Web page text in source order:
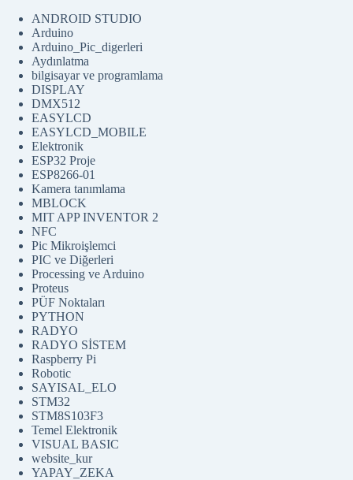
ANDROID STUDIO
Arduino
Arduino_Pic_digerleri
Aydınlatma
bilgisayar ve programlama
DISPLAY
DMX512
EASYLCD
EASYLCD_MOBILE
Elektronik
ESP32 Proje
ESP8266-01
Kamera tanımlama
MBLOCK
MIT APP INVENTOR 2
NFC
Pic Mikroişlemci
PIC ve Diğerleri
Processing ve Arduino
Proteus
PÜF Noktaları
PYTHON
RADYO
RADYO SİSTEM
Raspberry Pi
Robotic
SAYISAL_ELO
STM32
STM8S103F3
Temel Elektronik
VISUAL BASIC
website_kur
YAPAY_ZEKA